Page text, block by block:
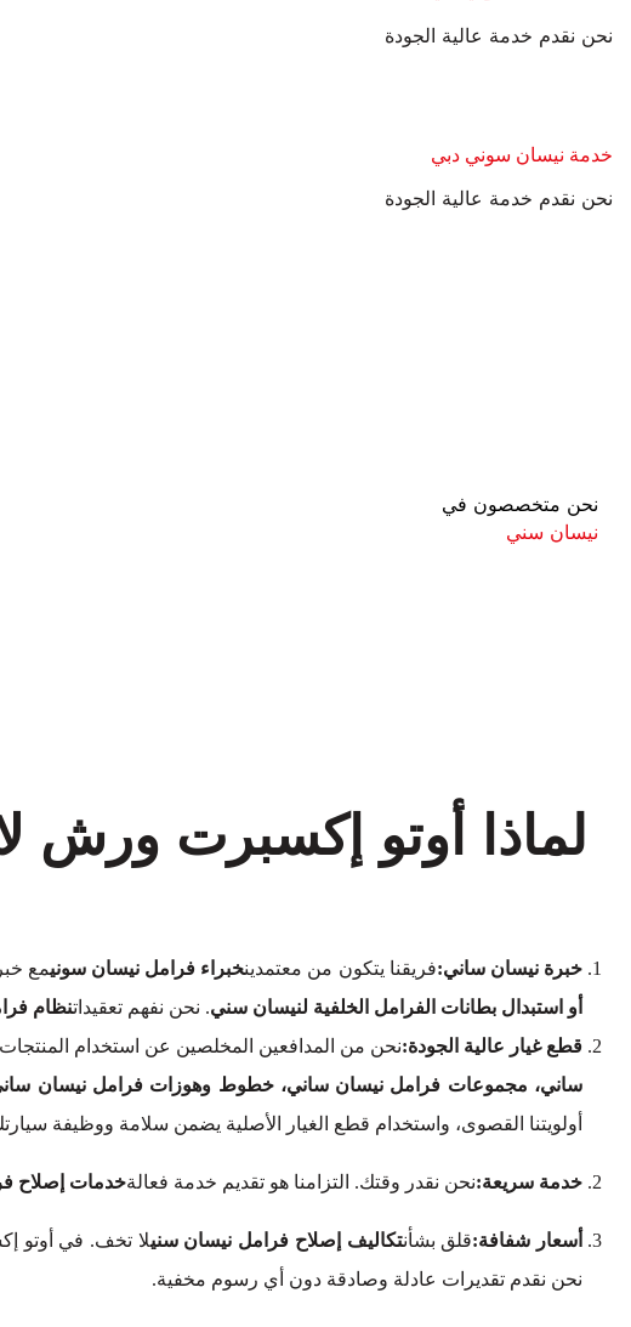
نحن نقدم خدمة عالية الجودة
خدمة نيسان سوني دبي
نحن نقدم خدمة عالية الجودة
نحن متخصصون في
نيسان سني
لماذا أوتو إكسبرت ورش
خبرة نيسان ساني:فريقنا يتكون من معتمدينخبراء فرامل نيسان سونيمع
أو استبدال بطانات الفرامل الخلفية لنيسان سني. نحن نفهم تعقيداتنظام
قطع غيار عالية الجودة:نحن من المدافعين المخلصين عن استخدام
ساني، مجموعات فرامل نيسان ساني، خطوط وهوزات فرامل نيسان
أولويتنا القصوى، واستخدام قطع الغيار الأصلية يضمن سلامة ووظيفة
خدمة سريعة:نحن نقدر وقتك. التزامنا هو تقديم خدمة فعالةخدمات إصلاح
أسعار شفافة:قلق بشأنتكاليف إصلاح فرامل نيسان سنيلا تخف. في أوتو
نحن نقدم تقديرات عادلة وصادقة دون أي رسوم مخفية.